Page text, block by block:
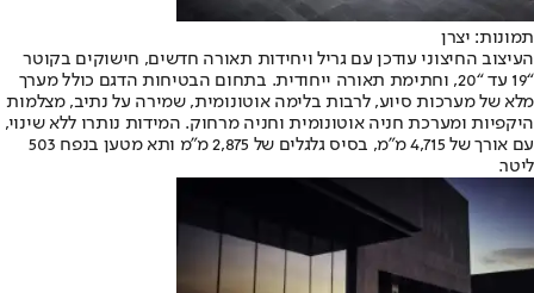
תמונות: יצרן
העיצוב החיצוני עודכן עם גריל ויחידות תאורה חדשים, חישוקים בקוטר
“19 עד “20, וחתימת תאורה ייחודית. בתחום הבטיחות הדגם כולל מערך
מלא של מערכות סיוע, לרבות בלימה אוטונומית, שמירה על נתיב, מצלמות
היקפיות ומערכת חניה אוטונומית וחניה מרחוק. המידות נותרו ללא שינוי,
עם אורך של 4,715 מ”מ, בסיס גלגלים של 2,875 מ”מ ותא מטען בנפח 503
ליטר.